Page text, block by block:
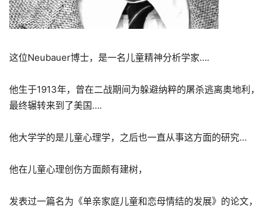
这位Neubauer博士，是一名儿童精神分析学家….
他生于1913年，曾在二战期间为躲避纳粹的屠杀逃离奥地利，
最终辗转来到了美国….
他大学学的是儿童心理学，之后也一直从事这方面的研究…
他在儿童心理创伤方面颇有建树，
发表过一篇名为《单亲家庭儿童和恋母情结的发展》的论文，